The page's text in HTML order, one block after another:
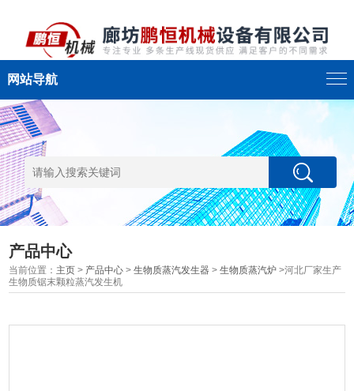
网站导航
产品中心
当前位置： 主页 > 产品中心 >生物质蒸汽发生器 >生物质蒸汽炉 >河北厂家生产
生物质锯末颗粒蒸汽发生机